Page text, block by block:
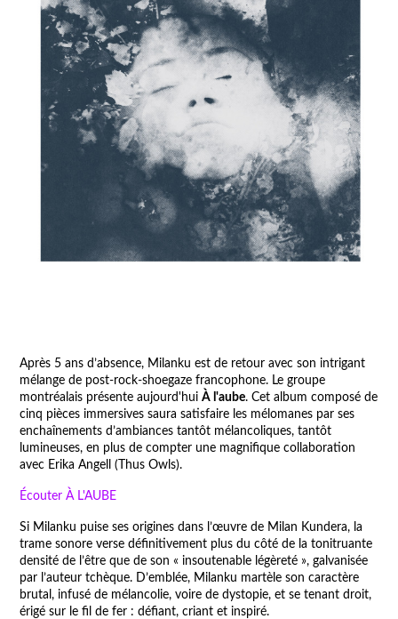
Après 5 ans d’absence, Milanku est de retour avec son intrigant
mélange de post-rock-shoegaze francophone. Le groupe
montréalais présente aujourd'huiÀ l'aube. Cet album composé de
cinq pièces immersives saura satisfaire les mélomanes par ses
enchaînements d’ambiances tantôt mélancoliques, tantôt
lumineuses, en plus de compter une magnifique collaboration
avec Erika Angell (Thus Owls).
Écouter À L'AUBE
Si Milanku puise ses origines dans l’œuvre de Milan Kundera, la
trame sonore verse définitivement plus du côté de la tonitruante
densité de l’être que de son « insoutenable légèreté », galvanisée
par l’auteur tchèque. D’emblée, Milanku martèle son caractère
brutal, infusé de mélancolie, voire de dystopie, et se tenant droit,
érigé sur le fil de fer : défiant, criant et inspiré.